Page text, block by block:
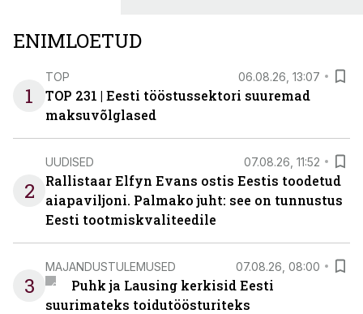
ENIMLOETUD
1
TOP 06.08.26, 13:07
TOP 231 | Eesti tööstussektori suuremad
maksuvõlglased
2
UUDISED 07.08.26, 11:52
Rallistaar Elfyn Evans ostis Eestis toodetud
aiapaviljoni. Palmako juht: see on tunnustus
Eesti tootmiskvaliteedile
3
MAJANDUSTULEMUSED 07.08.26, 08:00
Puhk ja Lausing kerkisid Eesti
suurimateks toidutöösturiteks